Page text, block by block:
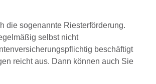
die sogenannte Riesterförderung.
selbst nicht
beschäftigt
reicht aus. Dann können auch Sie